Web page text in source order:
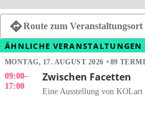
Route zum Veranstaltungsort
ÄHNLICHE VERANSTALTUNGEN
MONTAG, 17. AUGUST 2026 +89
09:00–
17:00
Zwischen Facetten
Eine Ausstellung von KOLart